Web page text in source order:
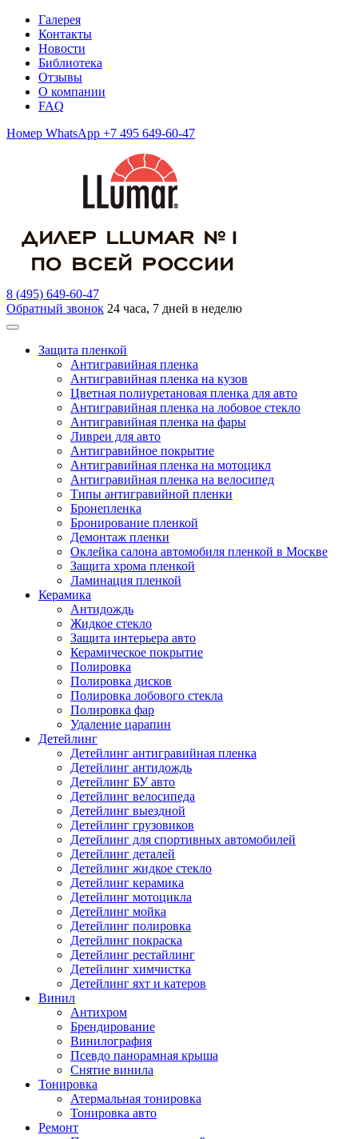
Галерея
Контакты
Новости
Библиотека
Отзывы
О компании
FAQ
Номер WhatsApp +7 495 649-60-47
8 (495) 649-60-47
Обратный звонок 24 часа, 7 дней в неделю
Защита пленкой
Антигравийная пленка
Антигравийная пленка на кузов
Цветная полиуретановая пленка для авто
Антигравийная пленка на лобовое стекло
Антигравийная пленка на фары
Ливреи для авто
Антигравийное покрытие
Антигравийная пленка на мотоцикл
Антигравийная пленка на велосипед
Типы антигравийной пленки
Бронепленка
Бронирование пленкой
Демонтаж пленки
Оклейка салона автомобиля пленкой в Москве
Защита хрома пленкой
Ламинация пленкой
Керамика
Антидождь
Жидкое стекло
Защита интерьера авто
Керамическое покрытие
Полировка
Полировка дисков
Полировка лобового стекла
Полировка фар
Удаление царапин
Детейлинг
Детейлинг антигравийная пленка
Детейлинг антидождь
Детейлинг БУ авто
Детейлинг велосипеда
Детейлинг выездной
Детейлинг грузовиков
Детейлинг для спортивных автомобилей
Детейлинг деталей
Детейлинг жидкое стекло
Детейлинг керамика
Детейлинг мотоцикла
Детейлинг мойка
Детейлинг полировка
Детейлинг покраска
Детейлинг рестайлинг
Детейлинг химчистка
Детейлинг яхт и катеров
Винил
Антихром
Брендирование
Винилография
Псевдо панорамная крыша
Снятие винила
Тонировка
Атермальная тонировка
Тонировка авто
Ремонт